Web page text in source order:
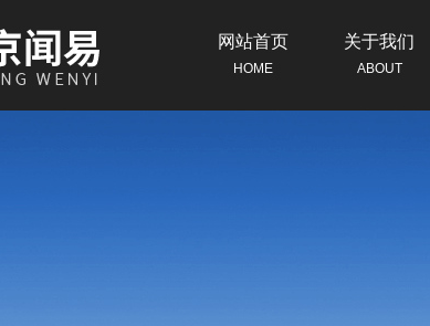
网站首页
HOME
关于我们
ABOUT